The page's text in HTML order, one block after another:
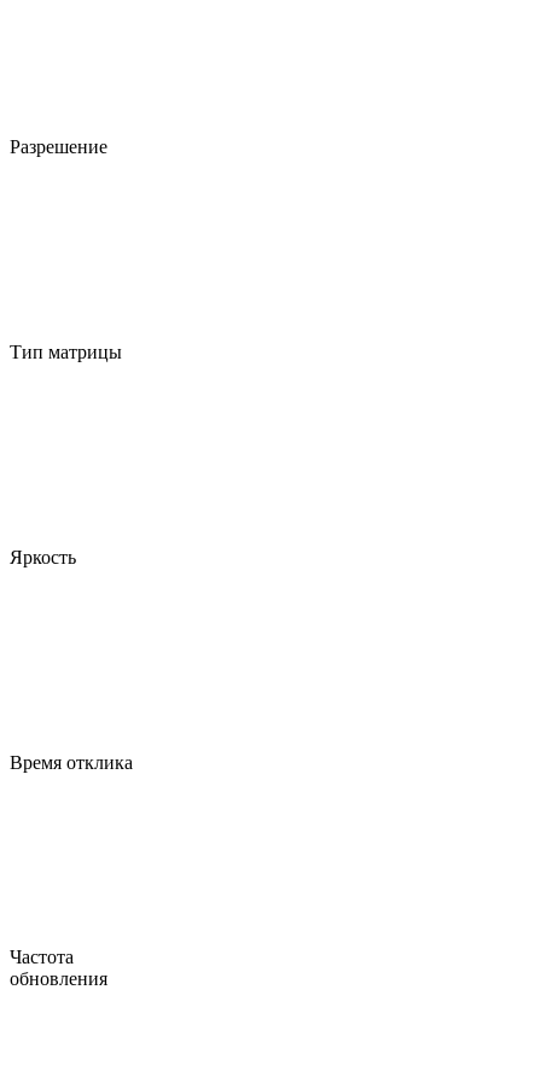
Разрешение
Тип матрицы
Яркость
Время отклика
Частота
обновления